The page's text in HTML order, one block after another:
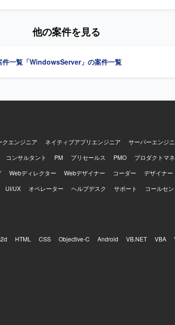
ンドシステムの開発に携われます。 【開発環境】 AWSを活
他の案件を見る
件一覧 「WindowsServer」の案件一覧
クエンジニア ネイティブアプリエンジニア
サーバーエンジ
コンサルタント PM プリセールス PMO
プロダクトマ
Webディレクター Webデザイナー コーダー
デザイナー
UI/UX オペレーター ヘルプデスク サポート コールセ
HTML CSS Objective-C Android VB.NET VBA